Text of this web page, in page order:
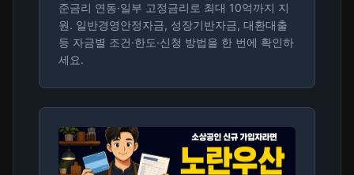
준금리 연동·일부 고정금리로 최대 10억까지 지
원. 일반경영안정자금, 성장기반자금, 대환대출
등 자금별 조건·한도·신청 방법을 한 번에 확인하
세요.